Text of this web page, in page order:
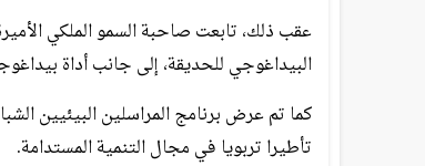
عقب ذلك، تابعت صاحبة السمو الملكي
البيداغوجي للحديقة، إلى جانب أداة
كما تم عرض برنامج المراسلين البيئيين
تأطيرا تربويا في مجال التنمية المستدامة.